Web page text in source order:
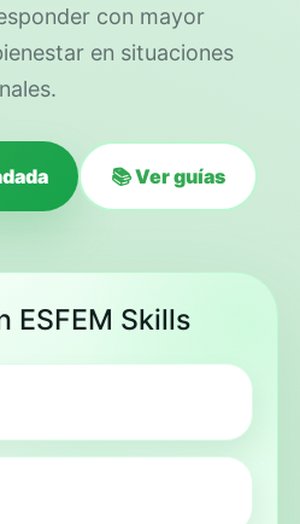
con mayor
en situaciones
📚 Ver guías
ESFEM Skills